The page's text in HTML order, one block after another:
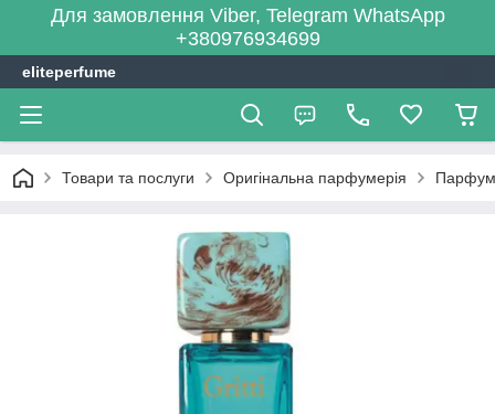
Для замовлення Viber, Telegram WhatsApp
+380976934699
eliteperfume
Товари та послуги Оригінальна парфумерія